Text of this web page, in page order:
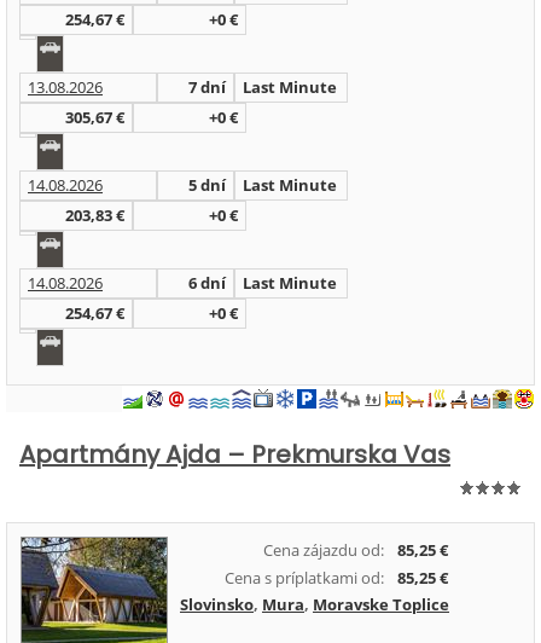
254,67 €
+0 €
13.08.2026 7 dní
Last Minute
305,67 €
+0 €
14.08.2026 5 dní
Last Minute
203,83 €
+0 €
14.08.2026 6 dní
Last Minute
254,67 €
+0 €
Apartmány Ajda – Prekmurska Vas
Cena zájazdu od:
85,25 €
Cena s príplatkami od:
85,25 €
Slovinsko, Mura, Moravske Toplice